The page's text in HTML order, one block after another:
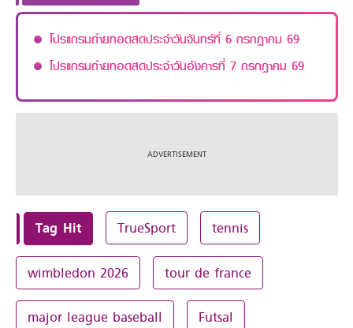
โปรแกรมถ่ายทอดสดประจำวันจันทร์ที่ 6 กรกฎาคม 69
โปรแกรมถ่ายทอดสดประจำวันอังคารที่ 7 กรกฎาคม 69
Tag Hit TrueSport tennis
wimbledon 2026 tour de france
major league baseball Futsal